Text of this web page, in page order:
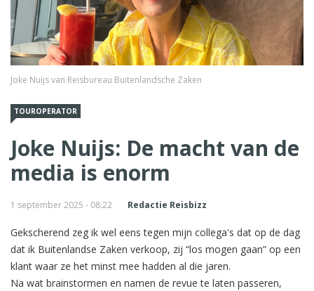
Joke Nuijs van Reisbureau Buitenlandsche Zaken
TOUROPERATOR
Joke Nuijs: De macht van de
media is enorm
1 september 2025 - 08:22 Redactie Reisbizz
Gekscherend zeg ik wel eens tegen mijn collega's dat op de dag
dat ik Buitenlandse Zaken verkoop, zij “los mogen gaan” op een
klant waar ze het minst mee hadden al die jaren.
Na wat brainstormen en namen de revue te laten passeren,